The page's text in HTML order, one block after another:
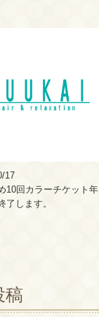
17
10回カラーチケット年
了します。
稿